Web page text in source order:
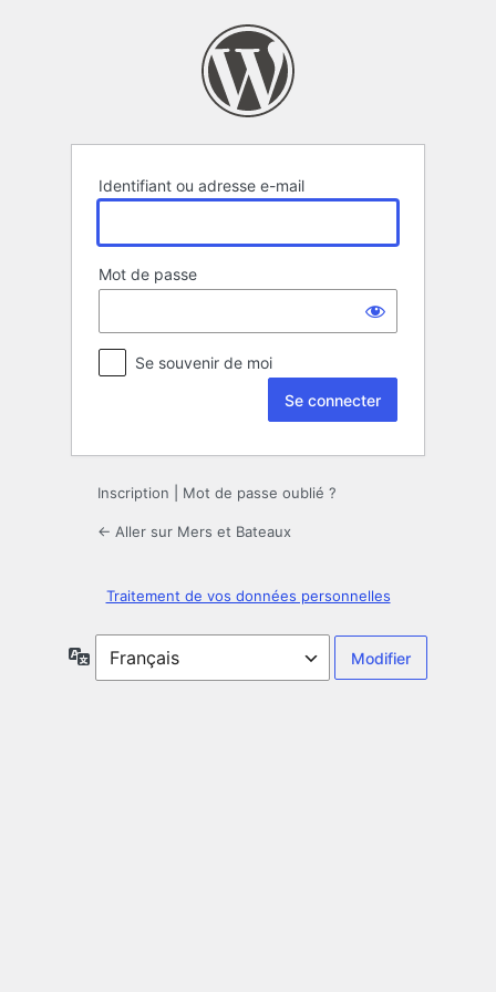
Identifiant ou adresse e-mail
Mot de passe
Se souvenir de moi
Inscription Mot de passe oublié ?
← Aller sur Mers et Bateaux
Traitement de vos données personnelles
Langue